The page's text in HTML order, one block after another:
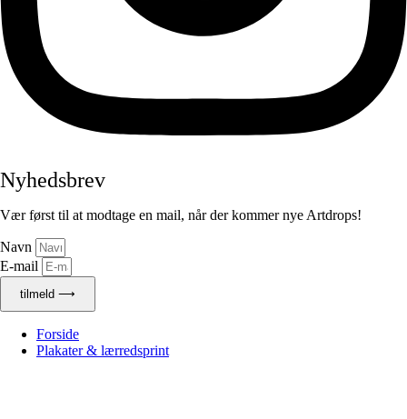
Nyhedsbrev
Vær først til at modtage en mail, når der kommer nye Artdrops!
Navn
E-mail
tilmeld ⟶
Forside
Plakater & lærredsprint